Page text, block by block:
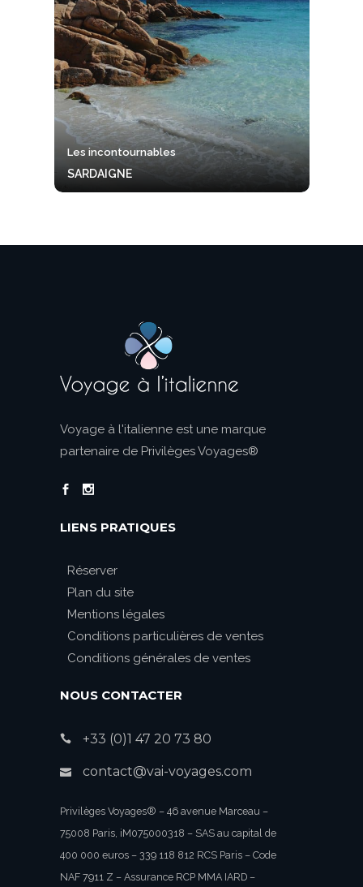
Les incontournables
SARDAIGNE
Voyage à l'italienne est une marque
partenaire de Privilèges Voyages®
LIENS PRATIQUES
Réserver
Plan du site
Mentions légales
Conditions particulières de ventes
Conditions générales de ventes
NOUS CONTACTER
+33 (0)1 47 20 73 80
contact@vai-voyages.com
Privilèges Voyages® – 46 avenue Marceau –
75008 Paris, iM075000318 – SAS au capital de
400 000 euros – 339 118 812 RCS Paris – Code
NAF 7911 Z – Assurance RCP MMA IARD –